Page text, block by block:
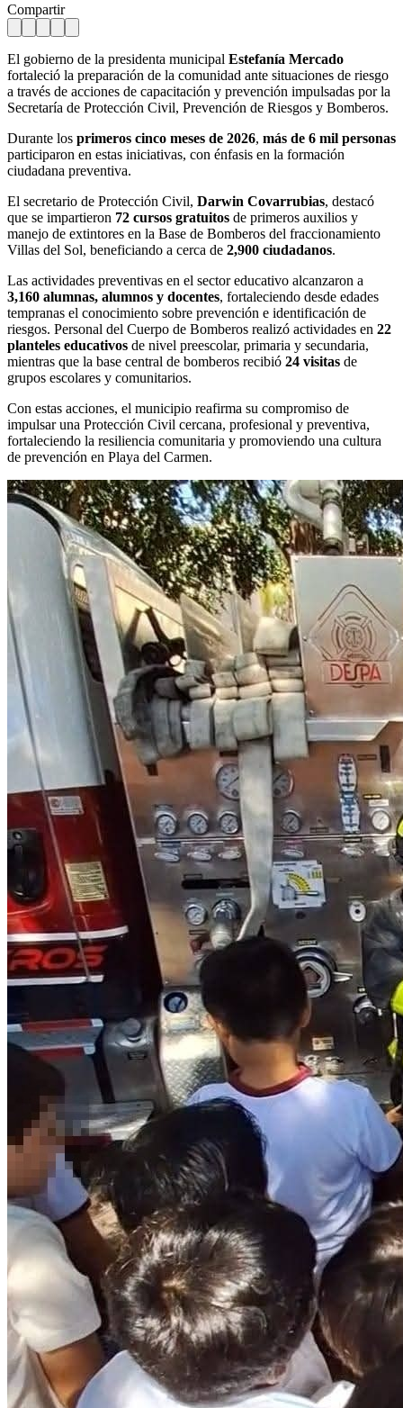
Compartir
El gobierno de la presidenta municipal Estefanía Mercado
fortaleció la preparación de la comunidad ante situaciones de riesgo
a través de acciones de capacitación y prevención impulsadas por la
Secretaría de Protección Civil, Prevención de Riesgos y Bomberos.
Durante los primeros cinco meses de 2026, más de 6 mil personas
participaron en estas iniciativas, con énfasis en la formación
ciudadana preventiva.
El secretario de Protección Civil, Darwin Covarrubias, destacó
que se impartieron 72 cursos gratuitos de primeros auxilios y
manejo de extintores en la Base de Bomberos del fraccionamiento
Villas del Sol, beneficiando a cerca de 2,900 ciudadanos.
Las actividades preventivas en el sector educativo alcanzaron a
3,160 alumnas, alumnos y docentes, fortaleciendo desde edades
tempranas el conocimiento sobre prevención e identificación de
riesgos. Personal del Cuerpo de Bomberos realizó actividades en 22
planteles educativos de nivel preescolar, primaria y secundaria,
mientras que la base central de bomberos recibió 24 visitas de
grupos escolares y comunitarios.
Con estas acciones, el municipio reafirma su compromiso de
impulsar una Protección Civil cercana, profesional y preventiva,
fortaleciendo la resiliencia comunitaria y promoviendo una cultura
de prevención en Playa del Carmen.